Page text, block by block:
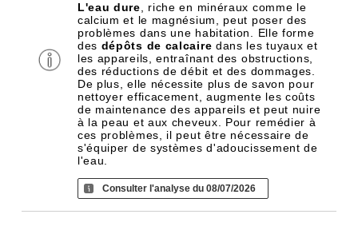
L'eau dure , riche en minéraux comme le
calcium et le magnésium, peut poser des
problèmes dans une habitation. Elle forme
des dépôts de calcaire dans les tuyaux et
les appareils, entraînant des obstructions,
des réductions de débit et des dommages.
De plus, elle nécessite plus de savon pour
nettoyer efficacement, augmente les coûts
de maintenance des appareils et peut nuire
à la peau et aux cheveux. Pour remédier à
ces problèmes, il peut être nécessaire de
s'équiper de systèmes d'adoucissement de
l'eau.
Consulter l'analyse du 08/07/2026